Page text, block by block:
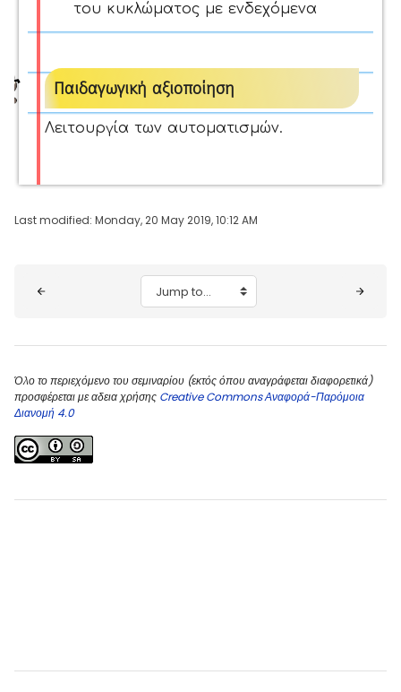
του κυκλώματος με ενδεχόμενα
Παιδαγωγική αξιοποίηση
Λειτουργία των αυτοματισμών.
Last modified: Monday, 20 May 2019, 10:12 AM
Jump to...
Όλο το περιεχόμενο του σεμιναρίου (εκτός όπου αναγράφεται διαφορετικά)
προσφέρεται με αδεια χρήσης Creative Commons Αναφορά-Παρόμοια
Διανομή 4.0